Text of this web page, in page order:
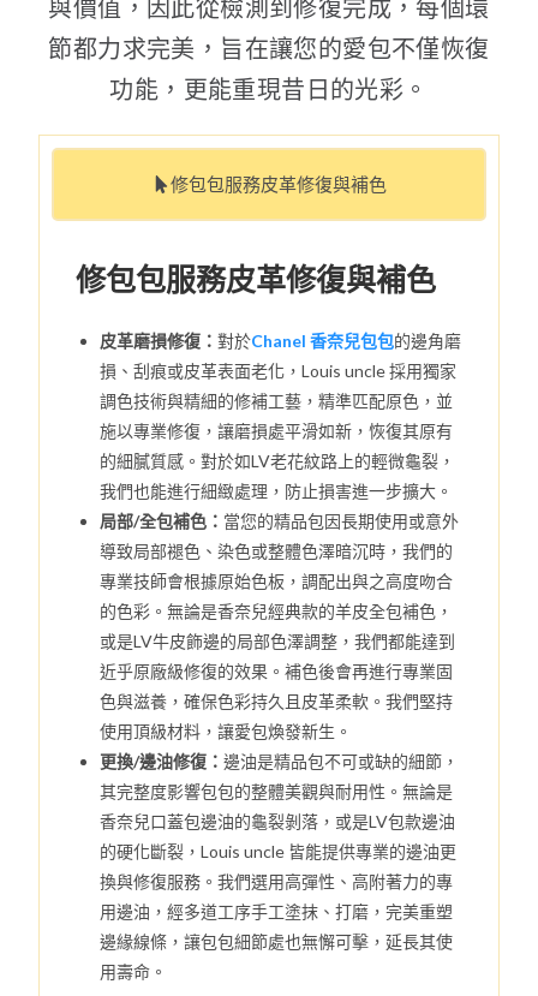
與價值，因此從檢測到修復完成，每個環
節都力求完美，旨在讓您的愛包不僅恢復
功能，更能重現昔日的光彩。
修包包服務皮革修復與補色
修包包服務皮革修復與補色
皮革磨損修復：對於Chanel 香奈兒包包的邊角磨
損、刮痕或皮革表面老化，Louis uncle 採用獨家
調色技術與精細的修補工藝，精準匹配原色，並
施以專業修復，讓磨損處平滑如新，恢復其原有
的細膩質感。對於如LV老花紋路上的輕微龜裂，
我們也能進行細緻處理，防止損害進一步擴大。
局部/全包補色： 當您的精品包因長期使用或意外
導致局部褪色、染色或整體色澤暗沉時，我們的
專業技師會根據原始色板，調配出與之高度吻合
的色彩。無論是香奈兒經典款的羊皮全包補色，
或是LV牛皮飾邊的局部色澤調整，我們都能達到
近乎原廠級修復的效果。補色後會再進行專業固
色與滋養，確保色彩持久且皮革柔軟。我們堅持
使用頂級材料，讓愛包煥發新生。
更換/邊油修復：邊油是精品包不可或缺的細節，
其完整度影響包包的整體美觀與耐用性。無論是
香奈兒口蓋包邊油的龜裂剝落，或是LV包款邊油
的硬化斷裂，Louis uncle 皆能提供專業的邊油更
換與修復服務。我們選用高彈性、高附著力的專
用邊油，經多道工序手工塗抹、打磨，完美重塑
邊緣線條，讓包包細節處也無懈可擊，延長其使
用壽命。